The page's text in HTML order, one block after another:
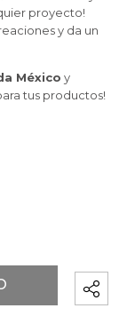
proyecto!
y da un
México y
tus productos!
PH
Velas